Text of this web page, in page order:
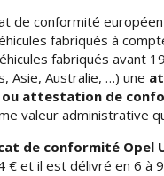
de conformité
fabriqués à
fabriqués avant
Asie, Australie, …) une
attestation de
valeur administrative
de conformité Opel
€ et il est délivré en 6 à